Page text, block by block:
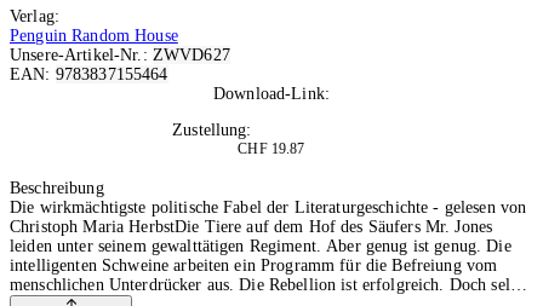
Verlag:
Penguin Random House
Unsere-Artikel-Nr.: ZWVD627
EAN: 9783837155464
Download-Link:
Zustellung:
CHF 19.87
Beschreibung
Die wirkmächtigste politische Fabel der Literaturgeschichte - gelesen von
Christoph Maria HerbstDie Tiere auf dem Hof des Säufers Mr. Jones
leiden unter seinem gewalttätigen Regiment. Aber genug ist genug. Die
intelligenten Schweine arbeiten ein Programm für die Befreiung vom
menschlichen Unterdrücker aus. Die Rebellion ist erfolgreich. Doch selbst